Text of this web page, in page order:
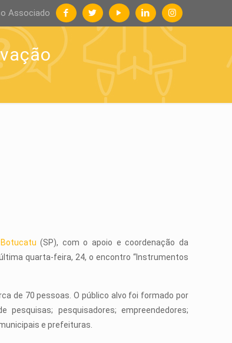
Associado
(SP), com o apoio e coordenação da
quarta-feira, 24, o encontro “Instrumentos
de 70 pessoas. O público alvo foi formado por
pesquisadores; empreendedores;
e prefeituras.